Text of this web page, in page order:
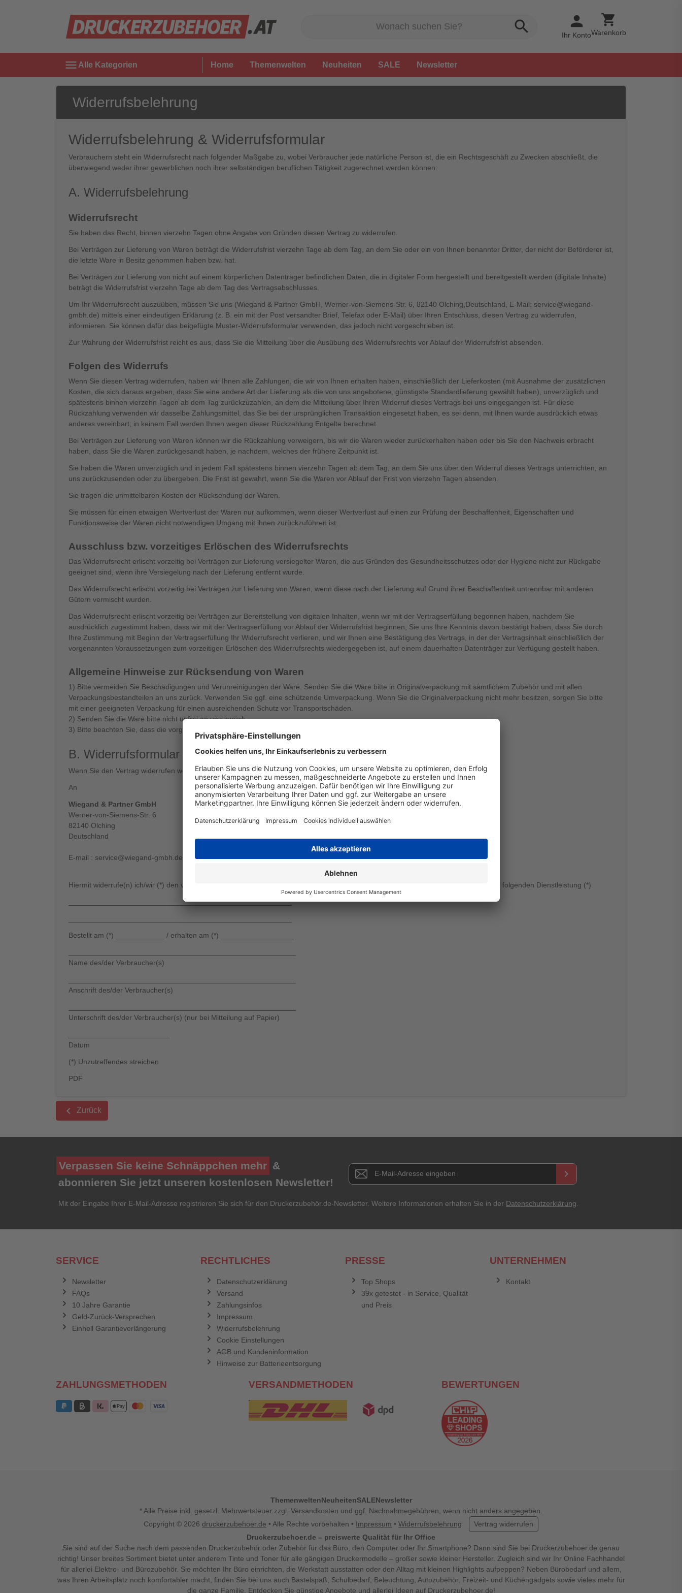
search person
Ihr Konto
shopping_cart
Warenkorb
menu Alle Kategorien Home Themenwelten Neuheiten SALE Newsletter
Widerrufsbelehrung
Widerrufsbelehrung & Widerrufsformular
Verbrauchern steht ein Widerrufsrecht nach folgender Maßgabe zu, wobei Verbraucher jede natürliche Person ist, die ein Rechtsgeschäft zu Zwecken abschließt, die
überwiegend weder ihrer gewerblichen noch ihrer selbständigen beruflichen Tätigkeit zugerechnet werden können:
A. Widerrufsbelehrung
Widerrufsrecht
Sie haben das Recht, binnen vierzehn Tagen ohne Angabe von Gründen diesen Vertrag zu widerrufen.
Bei Verträgen zur Lieferung von Waren beträgt die Widerrufsfrist vierzehn Tage ab dem Tag, an dem Sie oder ein von Ihnen benannter Dritter, der nicht der Beförderer ist,
die letzte Ware in Besitz genommen haben bzw. hat.
Bei Verträgen zur Lieferung von nicht auf einem körperlichen Datenträger befindlichen Daten, die in digitaler Form hergestellt und bereitgestellt werden (digitale Inhalte)
beträgt die Widerrufsfrist vierzehn Tage ab dem Tag des Vertragsabschlusses.
Um Ihr Widerrufsrecht auszuüben, müssen Sie uns (Wiegand & Partner GmbH, Werner-von-Siemens-Str. 6, 82140 Olching,Deutschland, E-Mail: service@wiegand-
gmbh.de) mittels einer eindeutigen Erklärung (z. B. ein mit der Post versandter Brief, Telefax oder E-Mail) über Ihren Entschluss, diesen Vertrag zu widerrufen,
informieren. Sie können dafür das beigefügte Muster-Widerrufsformular verwenden, das jedoch nicht vorgeschrieben ist.
Zur Wahrung der Widerrufsfrist reicht es aus, dass Sie die Mitteilung über die Ausübung des Widerrufsrechts vor Ablauf der Widerrufsfrist absenden.
Folgen des Widerrufs
Wenn Sie diesen Vertrag widerrufen, haben wir Ihnen alle Zahlungen, die wir von Ihnen erhalten haben, einschließlich der Lieferkosten (mit Ausnahme der zusätzlichen
Kosten, die sich daraus ergeben, dass Sie eine andere Art der Lieferung als die von uns angebotene, günstigste Standardlieferung gewählt haben), unverzüglich und
spätestens binnen vierzehn Tagen ab dem Tag zurückzuzahlen, an dem die Mitteilung über Ihren Widerruf dieses Vertrags bei uns eingegangen ist. Für diese
Rückzahlung verwenden wir dasselbe Zahlungsmittel, das Sie bei der ursprünglichen Transaktion eingesetzt haben, es sei denn, mit Ihnen wurde ausdrücklich etwas
anderes vereinbart; in keinem Fall werden Ihnen wegen dieser Rückzahlung Entgelte berechnet.
Bei Verträgen zur Lieferung von Waren können wir die Rückzahlung verweigern, bis wir die Waren wieder zurückerhalten haben oder bis Sie den Nachweis erbracht
haben, dass Sie die Waren zurückgesandt haben, je nachdem, welches der frühere Zeitpunkt ist.
Sie haben die Waren unverzüglich und in jedem Fall spätestens binnen vierzehn Tagen ab dem Tag, an dem Sie uns über den Widerruf dieses Vertrags unterrichten, an
uns zurückzusenden oder zu übergeben. Die Frist ist gewahrt, wenn Sie die Waren vor Ablauf der Frist von vierzehn Tagen absenden.
Sie tragen die unmittelbaren Kosten der Rücksendung der Waren.
Sie müssen für einen etwaigen Wertverlust der Waren nur aufkommen, wenn dieser Wertverlust auf einen zur Prüfung der Beschaffenheit, Eigenschaften und
Funktionsweise der Waren nicht notwendigen Umgang mit ihnen zurückzuführen ist.
Ausschluss bzw. vorzeitiges Erlöschen des Widerrufsrechts
Das Widerrufsrecht erlischt vorzeitig bei Verträgen zur Lieferung versiegelter Waren, die aus Gründen des Gesundheitsschutzes oder der Hygiene nicht zur Rückgabe
geeignet sind, wenn ihre Versiegelung nach der Lieferung entfernt wurde.
Das Widerrufsrecht erlischt vorzeitig bei Verträgen zur Lieferung von Waren, wenn diese nach der Lieferung auf Grund ihrer Beschaffenheit untrennbar mit anderen
Gütern vermischt wurden.
Das Widerrufsrecht erlischt vorzeitig bei Verträgen zur Bereitstellung von digitalen Inhalten, wenn wir mit der Vertragserfüllung begonnen haben, nachdem Sie
ausdrücklich zugestimmt haben, dass wir mit der Vertragserfüllung vor Ablauf der Widerrufsfrist beginnen, Sie uns Ihre Kenntnis davon bestätigt haben, dass Sie durch
Ihre Zustimmung mit Beginn der Vertragserfüllung Ihr Widerrufsrecht verlieren, und wir Ihnen eine Bestätigung des Vertrags, in der der Vertragsinhalt einschließlich der
vorgenannten Voraussetzungen zum vorzeitigen Erlöschen des Widerrufsrechts wiedergegeben ist, auf einem dauerhaften Datenträger zur Verfügung gestellt haben.
Allgemeine Hinweise zur Rücksendung von Waren
1) Bitte vermeiden Sie Beschädigungen und Verunreinigungen der Ware. Senden Sie die Ware bitte in Originalverpackung mit sämtlichem Zubehör und mit allen
Verpackungsbestandteilen an uns zurück. Verwenden Sie ggf. eine schützende Umverpackung. Wenn Sie die Originalverpackung nicht mehr besitzen, sorgen Sie bitte
mit einer geeigneten Verpackung für einen ausreichenden Schutz vor Transportschäden.
2) Senden Sie die Ware bitte nicht unfrei an uns zurück.
3) Bitte beachten Sie, dass die vorgenannten Ziffern 1-2 nicht Voraussetzung für die wirksame Ausübung des Widerrufsrechts sind.
B. Widerrufsformular
Wenn Sie den Vertrag widerrufen wollen, dann füllen Sie bitte dieses Formular aus und senden es zurück.
An
Wiegand & Partner GmbH
Werner-von-Siemens-Str. 6
82140 Olching
Deutschland
E-mail : service@wiegand-gmbh.de
Hiermit widerrufe(n) ich/wir (*) den von mir/uns (*) abgeschlossenen Vertrag über den Kauf der folgenden Waren (*)/die Erbringung der folgenden Dienstleistung (*)
_______________________________________________________
Bestellt am (*) ____________ / erhalten am (*) __________________
Name des/der Verbraucher(s)
Anschrift des/der Verbraucher(s)
Unterschrift des/der Verbraucher(s) (nur bei Mitteilung auf Papier)
Datum
(*) Unzutreffendes streichen
PDF
keyboard_arrow_left Zurück
Verpassen Sie keine Schnäppchen mehr &
abonnieren Sie jetzt unseren kostenlosen Newsletter!
Newsletter E-Mail Adresse keyboard_arrow_right
Mit der Eingabe Ihrer E-Mail-Adresse registrieren Sie sich für den Druckerzubehör.de-Newsletter. Weitere Informationen erhalten Sie in der Datenschutzerklärung
SERVICE
Newsletter
FAQs
10 Jahre Garantie
Geld-Zurück-Versprechen
Einhell Garantieverlängerung
RECHTLICHES
Datenschutzerklärung
Versand
Zahlungsinfos
Impressum
Widerrufsbelehrung
Cookie Einstellungen
AGB und Kundeninformation
Hinweise zur Batterieentsorgung
PRESSE
Top Shops
39x getestet - in Service, Qualität
und Preis
UNTERNEHMEN
Kontakt
ZAHLUNGSMETHODEN VERSANDMETHODEN BEWERTUNGEN
ThemenweltenNeuheitenSALENewsletter
* Alle Preise inkl. gesetzl. Mehrwertsteuer zzgl. Versandkosten und ggf. Nachnahmegebühren, wenn nicht anders angegeben.
Copyright © 2026 druckerzubehoer.de • Alle Rechte vorbehalten • Impressum • Widerrufsbelehrung
Vertrag widerrufen
Druckerzubehoer.de – preiswerte Qualität für Ihr Office
Sie sind auf der Suche nach dem passenden Druckerzubehör oder Zubehör für das Büro, den Computer oder Ihr Smartphone? Dann sind Sie bei Druckerzubehoer.de genau
richtig! Unser breites Sortiment bietet unter anderem Tinte und Toner für alle gängigen Druckermodelle – großer sowie kleiner Hersteller. Zugleich sind wir Ihr Online Fachhandel
für allerlei Elektro- und Bürozubehör. Sie möchten Ihr Büro einrichten, die Werkstatt ausstatten oder den Alltag mit kleinen Highlights aufpeppen? Neben Bürobedarf und allem,
was Ihren Arbeitsplatz noch komfortabler macht, finden Sie bei uns auch Bastelspaß, Schulbedarf, Beleuchtung, Autozubehör, Freizeit- und Küchengadgets sowie vieles mehr für
die ganze Familie. Entdecken Sie günstige Angebote und allerlei Ideen auf Druckerzubehoer.de!